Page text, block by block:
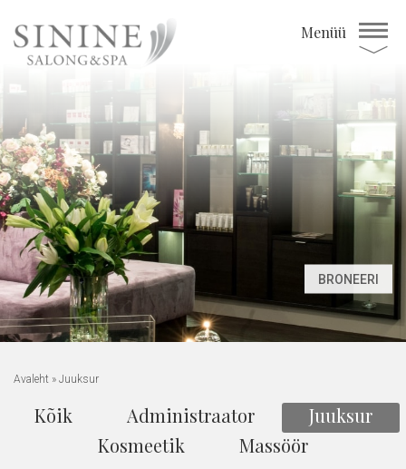
Menüü
BRONEERI
Avaleht » Juuksur
Kõik Administraator
Juuksur
Kosmeetik
Massöör